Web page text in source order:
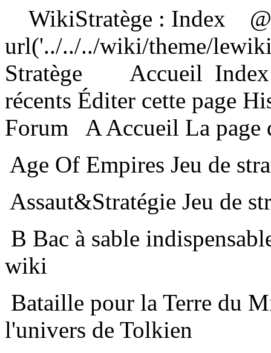
WikiStratège : Index
url('../../../wiki/theme/
Stratège
Accueil
récents Éditer cette page
Forum
AAccueil La page
Age Of Empires Jeu de
Assaut & Stratégie Jeu de
B Bac à sable
wiki
Bataille pour la Terre du
l'univers de Tolkien